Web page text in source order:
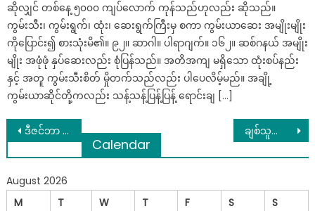
ဆိုလျှင် တစ်နေ့ ၅၀၀၀ ကျပ်လောက် ကုန်သည်ဟုလည်း ဆိုသည်။
ကွမ်းသီး၊ ကွမ်းရွက်၊ ထုံး၊ ဆေးရွက်ကြီးမှ စကာ ကွမ်းယာဆေး အမျိုးမျိုး
ကိုပြောင်း၍ စားသုံးမိ၏။ ၉၂။ ဆာဂါ။ ပါရာဂျက်။ ၁၆၂။ ဆစ်ဂနယ် အမျိုး
မျိုး အဖုံဖုံ နှပ်ဆေးလည်း စုံပြန်သည်။ အတိအကျ မရှိသော ထုံးစပ်နည်း
နှင့် အတူ ကွမ်းသီးစိတ် မှိုတက်သည်လည်း ပါပေလိမ့်မည်။ အချို့
ကွမ်းယာဆိုင်တို့ကလည်း သန့်သန့်ပြန့်ပြန့် ရောင်းချ […]
Post
navigation
ဒီဇင်ဘာ တလလုံး ဝင်ငွေတိုး၊ လာဘ်လာဘ ပွားများစေရန် ချစ်သူကောင်မလေးရဲ့ မွေးနေ့ပွဲကို ကျင်းပပေးပြီးနောက် တစ်ပတ်အကြာမှာပင် ကောင်မလေးကို ဆုံးရှုံးလိုက်ရတဲ့ ကောင်လေး
Calendar
August 2026
M
T W T F S
S